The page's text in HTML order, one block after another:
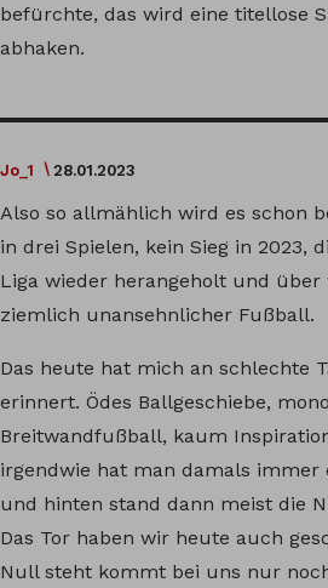
befürchte, das wird eine titellose
abhaken.
Jo_1 28.01.2023
Also so allmählich wird es schon
in drei Spielen, kein Sieg in 2023,
Liga wieder herangeholt und über
ziemlich unansehnlicher Fußball.
Das heute hat mich an schlechte
erinnert. Ödes Ballgeschiebe,
Breitwandfußball, kaum
irgendwie hat man damals immer
und hinten stand dann meist die
Das Tor haben wir heute auch
Null steht kommt bei uns nur